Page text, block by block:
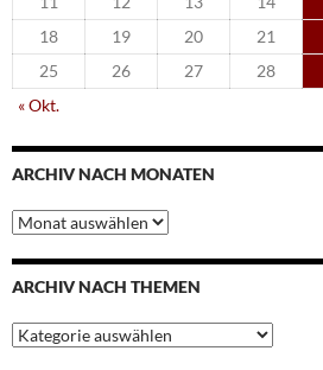
18
19 20 21
25
26 27 28
« Okt.
ARCHIV NACH MONATEN
Archiv
nach
Monaten
ARCHIV NACH THEMEN
Archiv
nach